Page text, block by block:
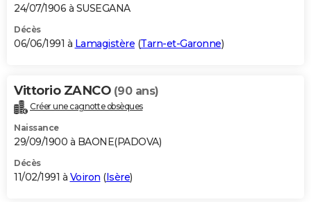
24/07/1906 à SUSEGANA
Décès
06/06/1991 à Lamagistère (Tarn-et-Garonne)
Vittorio ZANCO (90 ans)
Créer une cagnotte obsèques
Naissance
29/09/1900 à BAONE(PADOVA)
Décès
11/02/1991 à Voiron (Isère)